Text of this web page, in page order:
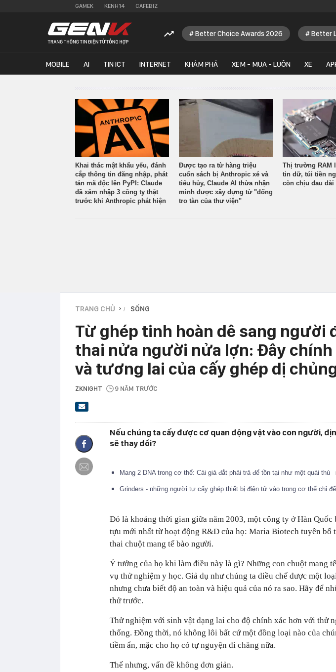
GAMEK KENH14 CAFEBIZ
Better Choice Awards 2026 Better
MOBILE AI TIN ICT INTERNET KHÁM PHÁ XEM - MUA - LUÔN XE
Khai thác mật khẩu yếu, đánh
cắp thông tin đăng nhập, phát
tán mã độc lên PyPI: Claude
đã xâm nhập 3 công ty thật
trước khi Anthropic phát hiện
Được tạo ra từ hàng triệu
cuốn sách bị Anthropic xé và
tiêu hủy, Claude AI thừa nhận
mình được xây dựng từ "đống
tro tàn của thư viện"
Thị trường RAM
tin dữ, túi tiền
còn chịu đau dài
TRANG CHỦ › SỐNG
Từ ghép tinh hoàn dê sang người
thai nửa người nửa lợn: Đây chính
và tương lai của cấy ghép dị
ZKNIGHT 9 NĂM TRƯỚC
Nếu chúng ta cấy được cơ quan động vật vào con người,
sẽ thay đổi?
Mang 2 DNA trong cơ thể: Cái giá đắt phải trả để tồn tại như một quái thú
Grinders - những người tự cấy ghép thiết bị điện tử vào trong cơ thể chỉ
Đó là khoảng thời gian giữa năm 2003, một công ty ở Hàn
tựu mới nhất từ hoạt động R&D của họ: Maria Biotech tuyên bố
thai chuột mang tế bào người.
Ý tưởng của họ khi làm điều này là gì? Những con chuột mang
vụ thử nghiệm y học. Giả dụ như chúng ta điều chế được một
nhưng chưa biết độ an toàn và hiệu quả của nó ra sao. Hãy để
thử trước.
Thử nghiệm với sinh vật dạng lai cho độ chính xác hơn với thử
thống. Đồng thời, nó không lôi bất cứ một đồng loại nào của
tiềm ẩn, mặc cho họ có tự nguyện đi chăng nữa.
Thế nhưng, vấn đề không đơn giản.